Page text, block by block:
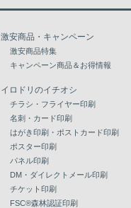
激安商品・キャンペーン
激安商品特集
キャンペーン商品＆お得情報
イロドリのイチオシ
チラシ・フライヤー印刷
名刺・カード印刷
はがき印刷・ポストカード印刷
ポスター印刷
パネル印刷
DM・ダイレクトメール印刷
チケット印刷
FSC®森林認証印刷